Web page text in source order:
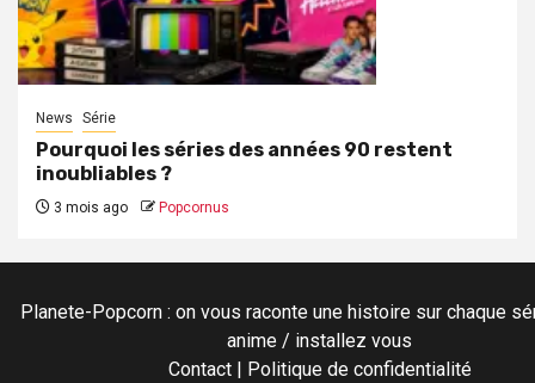
News Série
Pourquoi les séries des années 90 restent
inoubliables ?
3 mois ago Popcornus
Planete-Popcorn : on vous raconte une histoire sur chaque
anime / installez vous
Contact| Politique de confidentialité